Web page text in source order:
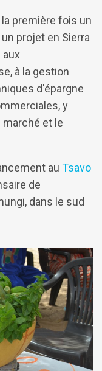
première fois un
projet en Sierra
aux
à la gestion
d'épargne
y
et le
au Tsavo
de
dans le sud